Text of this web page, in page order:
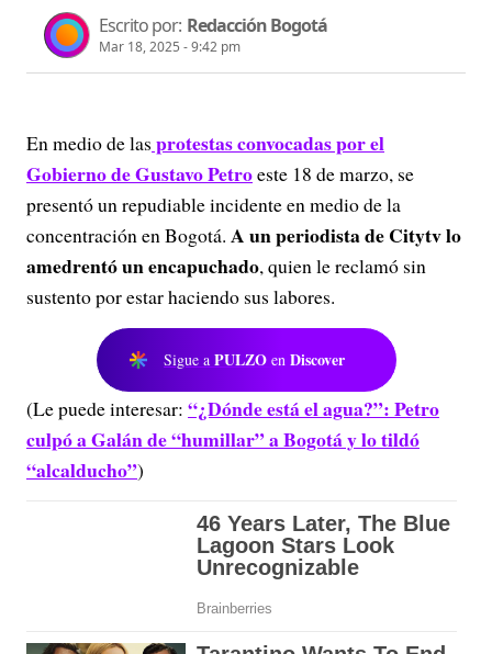
Escrito por: Redacción Bogotá
Mar 18, 2025 - 9:42 pm
En medio de las protestas convocadas por el
Gobierno de Gustavo Petroeste 18 de marzo, se
presentó un repudiable incidente en medio de la
concentración en Bogotá. A un periodista de Citytv lo
amedrentó un encapuchado, quien le reclamó sin
sustento por estar haciendo sus labores.
Sigue a PULZO en Discover
(Le puede interesar: “¿Dónde está el agua?”: Petro
culpó a Galán de “humillar” a Bogotá y lo tildó
“alcalducho”)